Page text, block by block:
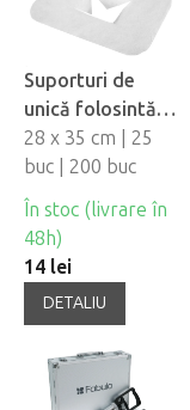
Suporturi de
unică folosintă
pentru orificiul
fetei din material
netesut Fabulo
28 x 35 cm | 25
buc | 200 buc
În stoc (livrare în
48h)
14 lei
DETALIU